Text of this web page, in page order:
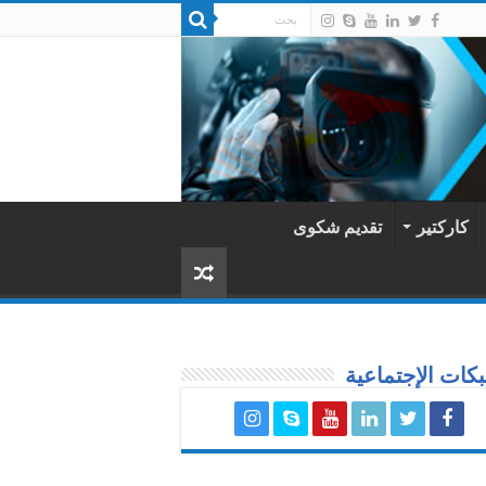
كاركتير تقديم شكوى
الإجتماعية